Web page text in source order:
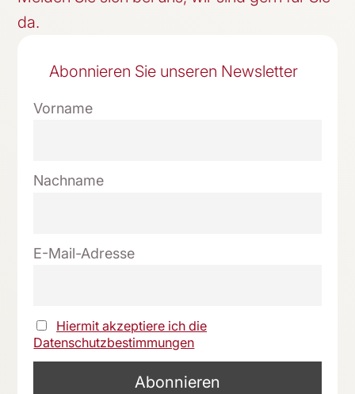
da.
Abonnieren Sie unseren Newsletter
Vorname
Nachname
E-Mail-Adresse
Hiermit akzeptiere ich die
Datenschutzbestimmungen